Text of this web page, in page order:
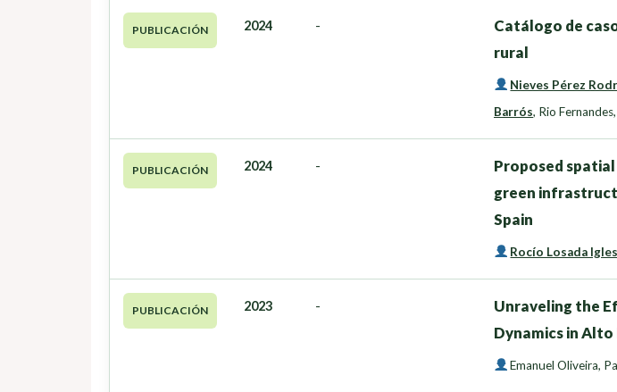
PUBLICACIÓN 2024 -
Catálogo de
rural
Nieves Pérez
Barrós, Rio
PUBLICACIÓN 2024 -
Proposed
green
Spain
Rocío Losada
PUBLICACIÓN 2023 -
Unraveling the
Dynamics in
Emanuel Oliveira,